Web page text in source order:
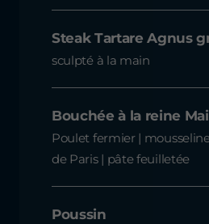
Steak Tartare Agnus
sculpté à la main
Bouchée à la reine
Poulet fermier |
de Paris | pâte feuilletée
Poussin